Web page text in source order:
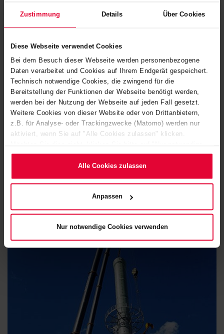
Zustimmung Details Über Cookies
Diese Webseite verwendet Cookies
Bei dem Besuch dieser Webseite werden personenbezogene
Daten verarbeitet und Cookies auf Ihrem Endgerät gespeichert.
Technisch notwendige Cookies, die zwingend für die
Bereitstellung der Funktionen der Webseite benötigt werden,
werden bei der Nutzung der Webseite auf jeden Fall gesetzt.
Weitere Cookies von dieser Website oder von Drittanbietern,
z.B. für Analyse- oder Trackingzwecke (Matomo) werden nur
aktiviert, wenn Sie auf "Alle Cookies zulassen" klicken.
Cookies verwenden". Mehr dazu (einschließlich der Möglichkeit,
die Einwilligungserklärung zu ändern oder zu widerrufen)
Website) bzw. derDatenschutzerklärung.
Alle Cookies zulassen
Anpassen
Nur notwendige Cookies verwenden
Gesamtterminplan halten können.